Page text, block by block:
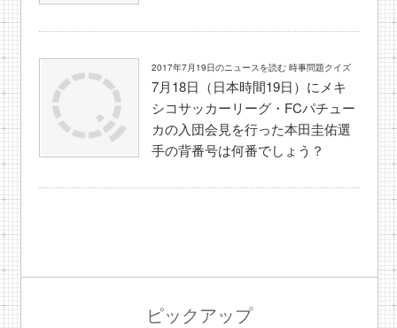
2017年7月19日のニュースを読む 時事問題クイズ
7月18日（日本時間19日）にメキ
シコサッカーリーグ・FCパチュー
カの入団会見を行った本田圭佑選
手の背番号は何番でしょう？
ピックアップ